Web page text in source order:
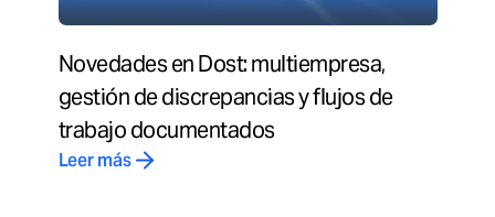
Novedades en Dost: multiempresa,
gestión de discrepancias y flujos de
trabajo documentados
Leer más